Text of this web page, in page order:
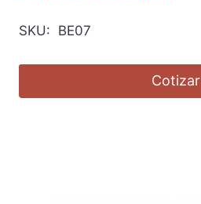
SKU: BE07
Cotizar